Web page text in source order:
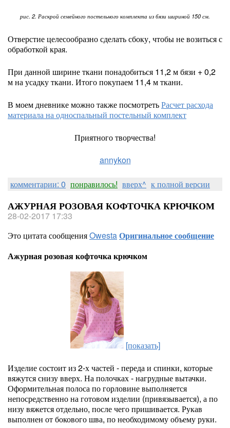
рис. 2. Раскрой семейного постельного комплекта из бязи шириной 150 см.
Отверстие целесообразно сделать сбоку, чтобы не возиться с
обработкой края.
При данной ширине ткани понадобиться 11,2 м бязи + 0,2
м на усадку ткани. Итого покупаем 11,4 м ткани.
В моем дневнике можно также посмотретьРасчет расхода
материала на односпальный постельный комплект
Приятного творчества!
annykon
комментарии: 0 понравилось! вверх^ к полной версии
АЖУРНАЯ РОЗОВАЯ КОФТОЧКА КРЮЧКОМ
28-02-2017 17:33
Это цитата сообщенияOwestaОригинальное сообщение
Ажурная розовая кофточка крючком
[показать]
Изделие состоит из 2-х частей - переда и спинки, которые
вяжутся снизу вверх. На полочках - нагрудные вытачки.
Оформительная полоса по горловине выполняется
непосредственно на готовом изделии (привязывается), а по
низу вяжется отдельно, после чего пришивается. Рукав
выполнен от бокового шва, по необходимому объему руки.